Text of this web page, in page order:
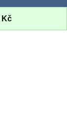
Kč